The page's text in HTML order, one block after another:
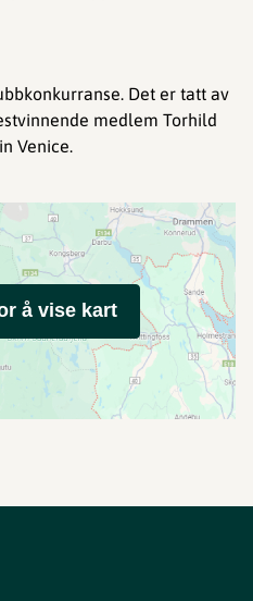
Det er tatt av
medlem Torhild
Venice.
å vise kart